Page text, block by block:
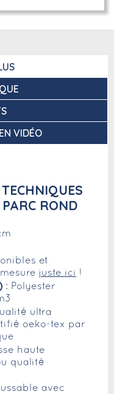
VIDÉO
ROND
et
juste ici !
: Polyester
ultra
oeko-tex par
haute
qualité
avec